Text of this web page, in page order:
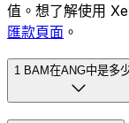
值。想了解使用
匯款頁面 。
1 BAM在ANG中是多